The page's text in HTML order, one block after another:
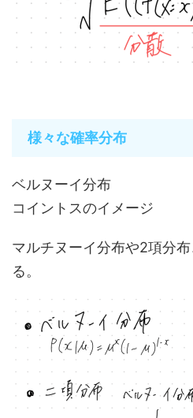
様々な確率分布
ベルヌーイ分布
コイントスのイメージ
マルチヌーイ分布や2項分
る。